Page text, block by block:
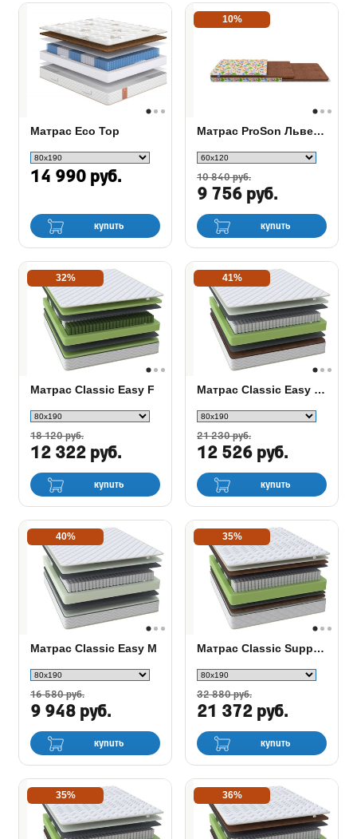
Матрас Eco Top
14 990 руб.
купить
10%
Матрас ProSon Львенок
10 840 руб.
9 756 руб.
купить
32%
Матрас Classic Easy F
18 120 руб.
12 322 руб.
купить
41%
Матрас Classic Easy M/F
21 230 руб.
12 526 руб.
купить
40%
Матрас Classic Easy M
16 580 руб.
9 948 руб.
купить
35%
Матрас Classic Support M
32 880 руб.
21 372 руб.
купить
35% 36%